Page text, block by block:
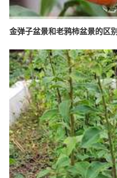
金弹子盆景和老鸦柿盆景的区别